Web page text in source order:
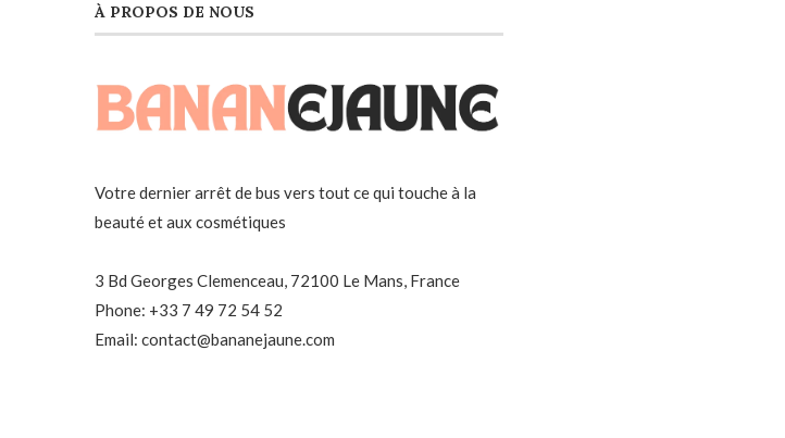
À PROPOS DE NOUS
Votre dernier arrêt de bus vers tout ce qui touche à la
beauté et aux cosmétiques
3 Bd Georges Clemenceau, 72100 Le Mans, France
Phone: +33 7 49 72 54 52
Email: contact@bananejaune.com